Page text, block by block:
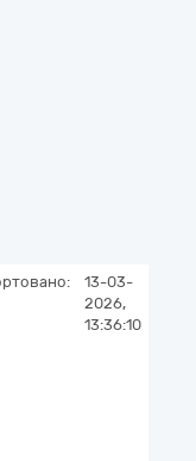
13-03-
2026,
13:36:10